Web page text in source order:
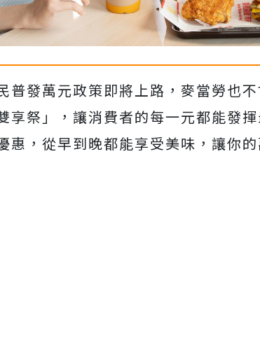
普發萬元政策即將上路，麥當勞也
享祭」，讓消費者的每一元都能發
惠，從早到晚都能享受美味，讓你